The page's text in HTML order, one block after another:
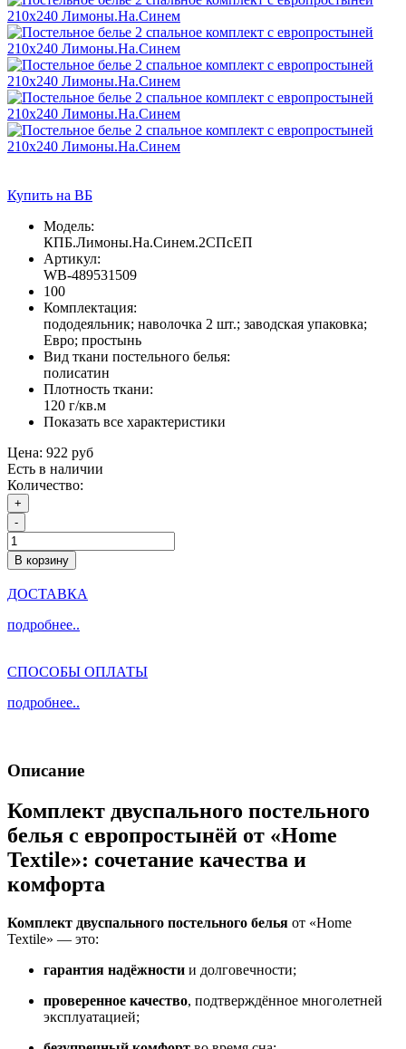
Купить на ВБ
Модель:
КПБ.Лимоны.На.Синем.2СПсЕП
Артикул:
WB-489531509
100
Комплектация:
пододеяльник; наволочка 2 шт.; заводская упаковка;
Евро; простынь
Вид ткани постельного белья:
полисатин
Плотность ткани:
120 г/кв.м
Показать все характеристики
Цена: 922 руб
Есть в наличии
Количество:
+
-
В корзину
ДОСТАВКА
подробнее..
СПОСОБЫ ОПЛАТЫ
подробнее..
Описание
Комплект двуспального постельного
белья с европростынёй от «Home
Textile»: сочетание качества и
комфорта
Комплект двуспального постельного белья от «Home
Textile» — это:
гарантия надёжности и долговечности;
проверенное качество, подтверждённое многолетней
эксплуатацией;